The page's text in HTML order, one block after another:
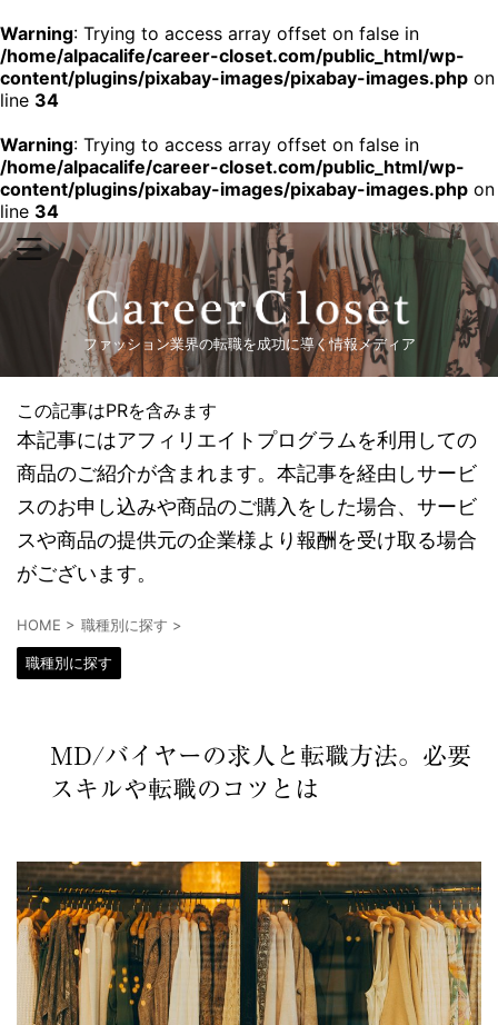
Warning: Trying to access array offset on false in
/home/alpacalife/career-closet.com/public_html/wp-
content/plugins/pixabay-images/pixabay-images.php on
line 34
Warning: Trying to access array offset on false in
/home/alpacalife/career-closet.com/public_html/wp-
content/plugins/pixabay-images/pixabay-images.php on
line 34
ファッション業界の転職を成功に導く情報メディア
この記事はPRを含みます
本記事にはアフィリエイトプログラムを利用しての
商品のご紹介が含まれます。本記事を経由しサービ
スのお申し込みや商品のご購入をした場合、サービ
スや商品の提供元の企業様より報酬を受け取る場合
がございます。
HOME > 職種別に探す >
職種別に探す
MD/バイヤーの求人と転職方法。必要
スキルや転職のコツとは